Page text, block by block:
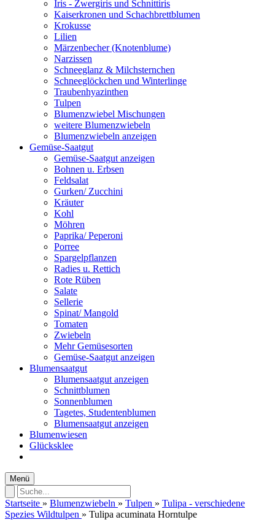
Iris - Zwergiris und Schnittiris
Kaiserkronen und Schachbrettblumen
Krokusse
Lilien
Märzenbecher (Knotenblume)
Narzissen
Schneeglanz & Milchsternchen
Schneeglöckchen und Winterlinge
Traubenhyazinthen
Tulpen
Blumenzwiebel Mischungen
weitere Blumenzwiebeln
Blumenzwiebeln anzeigen
Gemüse-Saatgut
Gemüse-Saatgut anzeigen
Bohnen u. Erbsen
Feldsalat
Gurken/ Zucchini
Kräuter
Kohl
Möhren
Paprika/ Peperoni
Porree
Spargelpflanzen
Radies u. Rettich
Rote Rüben
Salate
Sellerie
Spinat/ Mangold
Tomaten
Zwiebeln
Mehr Gemüsesorten
Gemüse-Saatgut anzeigen
Blumensaatgut
Blumensaatgut anzeigen
Schnittblumen
Sonnenblumen
Tagetes, Studentenblumen
Blumensaatgut anzeigen
Blumenwiesen
Glücksklee
Menü
Startseite » Blumenzwiebeln » Tulpen » Tulipa - verschiedene
Spezies Wildtulpen » Tulipa acuminata Horntulpe